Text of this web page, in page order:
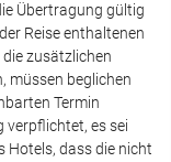
Übertragung gültig
Reise enthaltenen
zusätzlichen
müssen beglichen
Termin
es sei
Hotels, dass die nicht